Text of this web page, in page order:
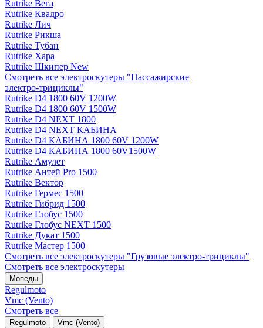
Rutrike Вега
Rutrike Квадро
Rutrike Лич
Rutrike Рикша
Rutrike Тубан
Rutrike Хара
Rutrike Шкипер New
Смотреть все электро­скутеры "Пассажирские
электро‑трициклы"
Rutrike D4 1800 60V 1200W
Rutrike D4 1800 60V 1500W
Rutrike D4 NEXT 1800
Rutrike D4 NEXT КАБИНА
Rutrike D4 КАБИНА 1800 60V 1200W
Rutrike D4 КАБИНА 1800 60V1500W
Rutrike Амулет
Rutrike Антей Pro 1500
Rutrike Вектор
Rutrike Гермес 1500
Rutrike Гибрид 1500
Rutrike Глобус 1500
Rutrike Глобус NEXT 1500
Rutrike Дукат 1500
Rutrike Мастер 1500
Смотреть все электро­скутеры "Грузовые электро‑трициклы"
Смотреть все электро­скутеры
Мопеды
Regulmoto
Vmc (Vento)
Смотреть все
Regulmoto Vmc (Vento)